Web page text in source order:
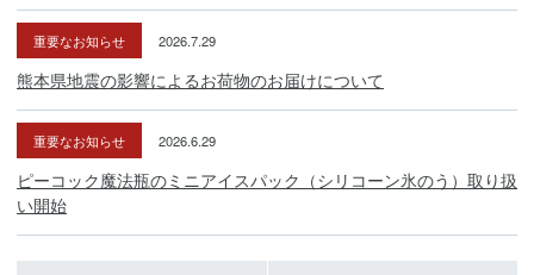
重要なお知らせ 2026.7.29
熊本県地震の影響によるお荷物のお届けについて
重要なお知らせ 2026.6.29
ピーコック魔法瓶のミニアイスパック（シリコーン氷のう）取り扱
い開始